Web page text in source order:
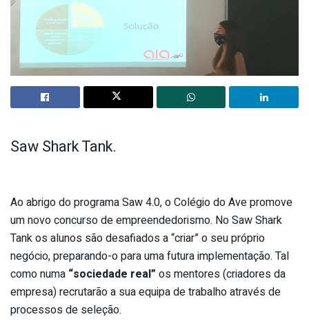
Saw Shark Tank.
Ao abrigo do programa Saw 4.0, o Colégio do Ave promove
um novo concurso de empreendedorismo. No Saw Shark
Tank os alunos são desafiados a “criar” o seu próprio
negócio, preparando-o para uma futura implementação. Tal
como numa “sociedade real” os mentores (criadores da
empresa) recrutarão a sua equipa de trabalho através de
processos de seleção.